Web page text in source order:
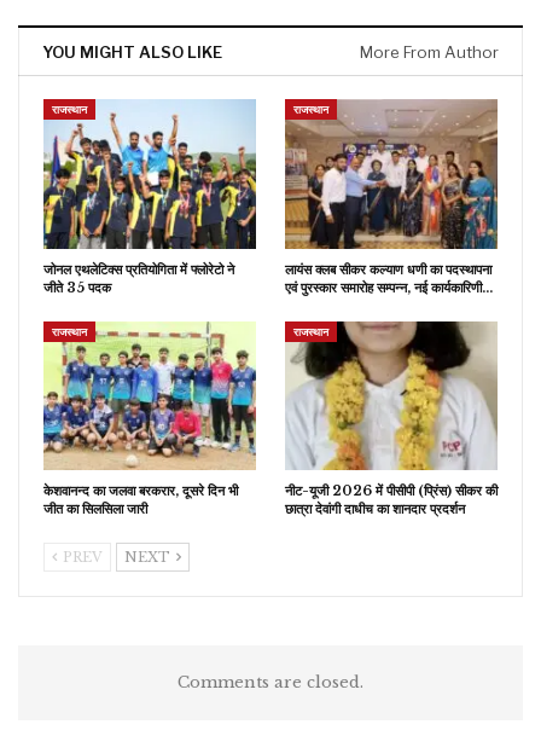
YOU MIGHT ALSO LIKE More From Author
राजस्थान
जोनल एथलेटिक्स प्रतियोगिता में फ्लोरेटो ने
जीते 35 पदक
राजस्थान
लायंस क्लब सीकर कल्याण धणी का पदस्थापना
एवं पुरस्कार समारोह सम्पन्न, नई कार्यकारिणी…
राजस्थान
केशवानन्द का जलवा बरकरार, दूसरे दिन भी
जीत का सिलसिला जारी
राजस्थान
नीट-यूजी 2026 में पीसीपी (प्रिंस) सीकर की
छात्रा देवांगी दाधीच का शानदार प्रदर्शन
PREV NEXT
Comments are closed.